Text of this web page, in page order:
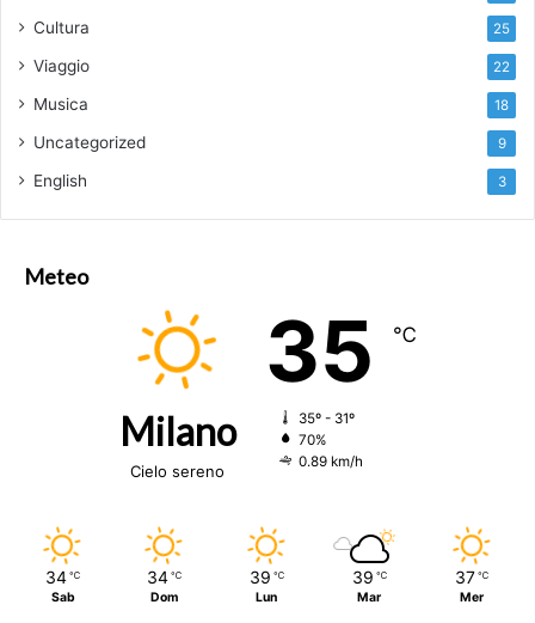
Cultura 25
Viaggio 22
Musica 18
Uncategorized 9
English 3
Meteo
Milano
Cielo sereno
35 ℃
35º - 31º
70%
0.89 km/h
34 ℃
Sab
34 ℃
Dom
39 ℃
Lun
39 ℃
Mar
37 ℃
Mer